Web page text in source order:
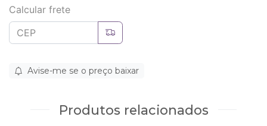
Calcular frete
Avise-me se o preço baixar
Produtos relacionados